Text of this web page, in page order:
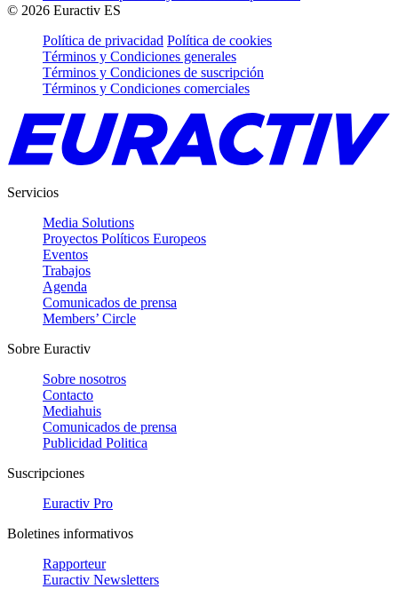
© 2026 Euractiv ES
Política de privacidad Política de cookies
Términos y Condiciones generales
Términos y Condiciones de suscripción
Términos y Condiciones comerciales
Servicios
Media Solutions
Proyectos Políticos Europeos
Eventos
Trabajos
Agenda
Comunicados de prensa
Members’ Circle
Sobre Euractiv
Sobre nosotros
Contacto
Mediahuis
Comunicados de prensa
Publicidad Politica
Suscripciones
Euractiv Pro
Boletines informativos
Rapporteur
Euractiv Newsletters